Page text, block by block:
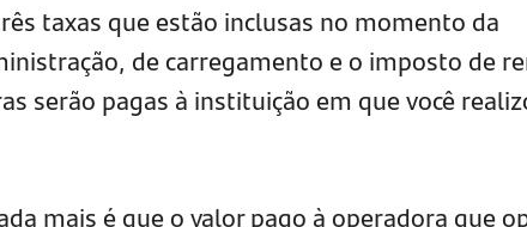
taxas que estão inclusas no momento da
de carregamento e o imposto de
serão pagas à instituição em que você
mais é que o valor pago à operadora que